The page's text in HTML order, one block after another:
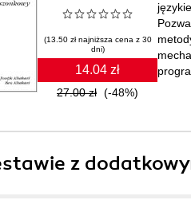
(13.50 zł najniższa cena z 30
dni)
14.04 zł
27.00 zł (-48%)
z